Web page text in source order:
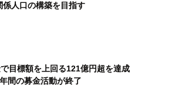
人口の構築を目指す
目標額を上回る121億円超を達成
間の募金活動が終了